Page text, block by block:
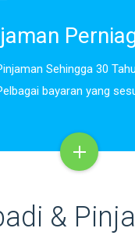
Sehingga 30
bayaran yang
&